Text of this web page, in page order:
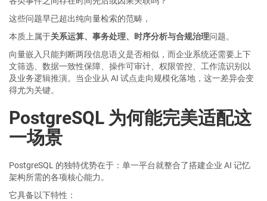
这些问题早已超出纯向量检索的范畴，
本质上属于关系运算、事务处理、时序分析与合规治理问题。
向量嵌入只能判断两段信息语义是否相似，而企业系统还需要上下
文筛选、数据一致性保障、操作可审计、权限管控、工作流识别以
及业务逻辑推演。当企业从 AI 试点走向规模化落地，这一差异会变
得尤为关键。
PostgreSQL 为何能完美适配这
一场景
PostgreSQL 的独特优势在于：单一平台就整合了搭建企业 AI 记忆
架构所需的各项核心能力。
它具备以下特性：